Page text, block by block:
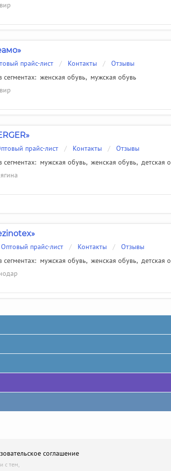
прайс-лист / Контакты /
Отзывы
женская обувь, мужская обувь
прайс-лист / Контакты /
Отзывы
мужская обувь, женская обувь, детская
Оптовый прайс-лист / Контакты /
Отзывы
мужская обувь, женская обувь, детская
соглашение
с тем,